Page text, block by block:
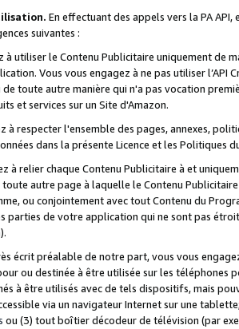
En effectuant des appels vers la PA
suivantes :
à utiliser le Contenu Publicitaire uniquement de
Vous vous engagez à ne pas utiliser l’API
toute autre manière qui n'a pas vocation
et services sur un Site d'Amazon.
à respecter l'ensemble des pages, annexes,
dans la présente Licence et les Politiques
à relier chaque Contenu Publicitaire à et
autre page à laquelle le Contenu
ou conjointement avec tout Contenu du
parties de votre application qui ne sont pas
écrit préalable de notre part, vous vous
ou destinée à être utilisée sur les téléphones
à être utilisés avec de tels dispositifs, mais
via un navigateur Internet sur une
ou (3) tout boîtier décodeur de télévision (par